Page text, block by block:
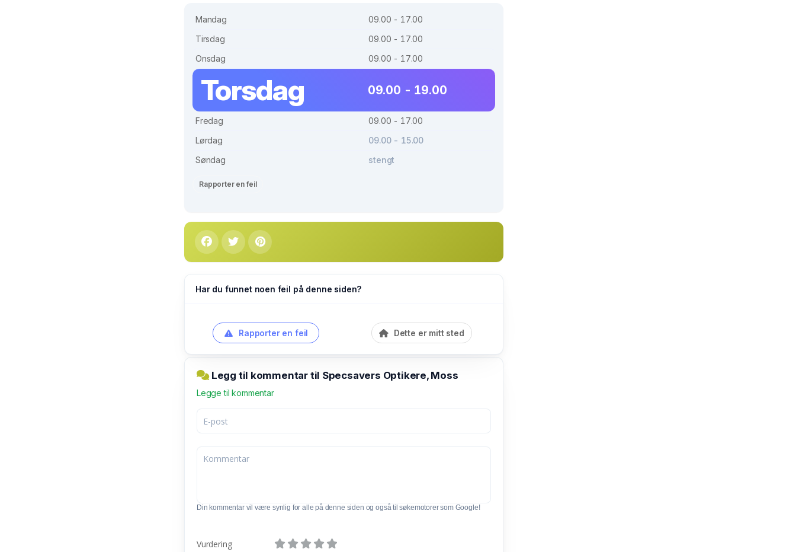
Mandag
09.00 - 17.00
Tirsdag
09.00 - 17.00
Onsdag
09.00 - 17.00
Torsdag 09.00 - 19.00
Fredag
09.00 - 17.00
Lørdag
09.00 - 15.00
Søndag
stengt
Rapporter en feil
Har du funnet noen feil på denne siden?
Rapporter en feil Dette er mitt sted
Legg til kommentar til Specsavers Optikere, Moss
Legge til kommentar
Din kommentar vil være synlig for alle på denne siden og også til søkemotorer som Google!
Vurdering